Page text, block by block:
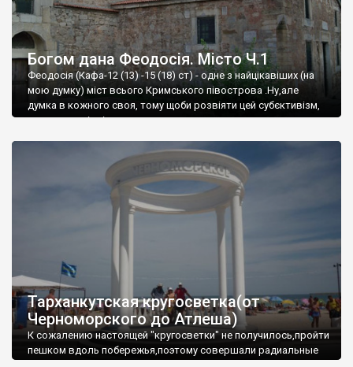
Богом дана Феодосія. Місто Ч.1
Феодосія (Кафа-12 (13) -15 (18) ст) - одне з найцікавіших (на
мою думку) міст всього Кримського півострова .Ну,але
думка в кожного своя, тому щоби розвіяти цей субєктивізм,
запрошую відвідати це
Тарханкутская кругосветка(от
Черноморского до Атлеша)
К сожалению настоящей "кругосветки" не получилось,пройти
пешком вдоль побережья,поэтому совершали радиальные